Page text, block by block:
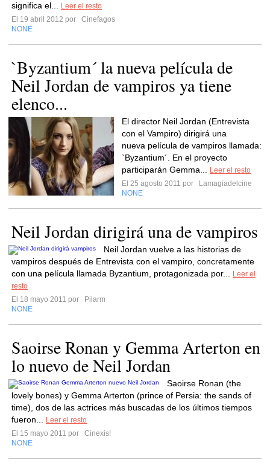
significa el...
Leer el resto
El 19 abril 2012 por
Cinefagos
NONE
`Byzantium´ la nueva película de
Neil Jordan de vampiros ya tiene
elenco...
El director Neil Jordan (Entrevista
con el Vampiro) dirigirá una
nueva película de vampiros llamada:
`Byzantium´. En el proyecto
participarán Gemma...
Leer el resto
El 25 agosto 2011 por
Lamagiadelcine
NONE
Neil Jordan dirigirá una de vampiros
Neil Jordan vuelve a las historias de
vampiros después de Entrevista con el vampiro, concretamente
con una película llamada Byzantium, protagonizada por...
Leer el
resto
El 18 mayo 2011 por
Pilarm
NONE
Saoirse Ronan y Gemma Arterton en
lo nuevo de Neil Jordan
Saoirse Ronan (the
lovely bones) y Gemma Arterton (prince of Persia: the sands of
time), dos de las actrices más buscadas de los últimos tiempos
fueron...
Leer el resto
El 15 mayo 2011 por
Cinexis!
NONE